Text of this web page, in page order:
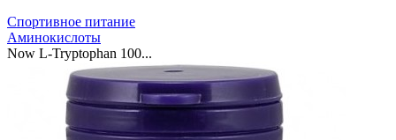
Спортивное питание
Аминокислоты
Now L-Tryptophan 100...